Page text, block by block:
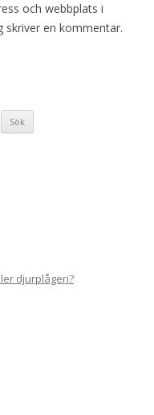
och webbplats i
skriver en kommentar.
djurplågeri?